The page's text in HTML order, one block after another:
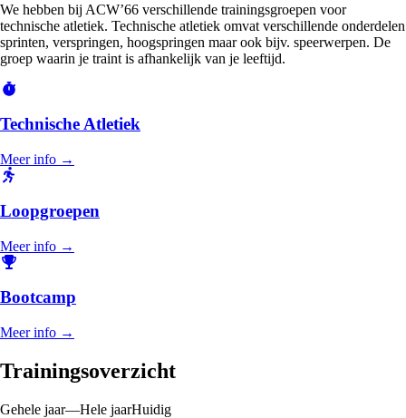
We hebben bij ACW’66 verschillende trainingsgroepen voor
technische atletiek. Technische atletiek omvat verschillende onderdelen
sprinten, verspringen, hoogspringen maar ook bijv. speerwerpen. De
groep waarin je traint is afhankelijk van je leeftijd.
Technische Atletiek
Meer info →
Loopgroepen
Meer info →
Bootcamp
Meer info →
Trainingsoverzicht
Gehele jaar—Hele jaarHuidig